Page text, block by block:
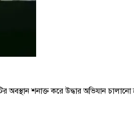
শনাক্ত করে উদ্ধার অভিযান চালানো